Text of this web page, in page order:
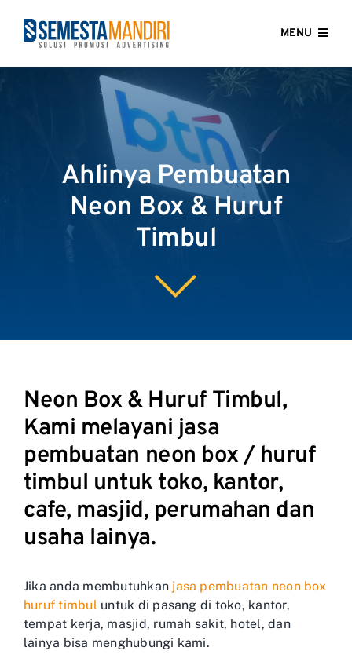
content
MENU
OUR SERVICESAhlinya Pembuatan
Neon Box & Huruf
Timbul
Neon Box & Huruf Timbul,
Kami melayani jasa
pembuatan neon box / huruf
timbul untuk toko, kantor,
cafe, masjid, perumahan dan
usaha lainya.
Jika anda membutuhkan jasa pembuatan neon box
huruf timbul untuk di pasang di toko, kantor,
tempat kerja, masjid, rumah sakit, hotel, dan
lainya bisa menghubungi kami.